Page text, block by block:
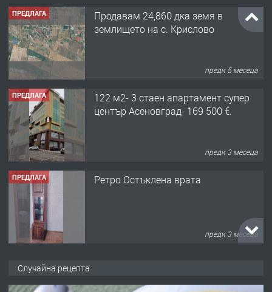
ПРЕДЛАГА
Продавам 24,860 дка земя в
землището на с. Крислово
преди 5 месеца
ПРЕДЛАГА
122 м2- 3 стаен апартамент супер
център Асеновград- 169 500 €.
преди 3 месеца
ПРЕДЛАГА Ретро Остъклена врата
преди 3 месеца
Случайна рецепта